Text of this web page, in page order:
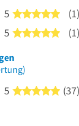
5 5 (1)
5 5 (1)
5 5(37)